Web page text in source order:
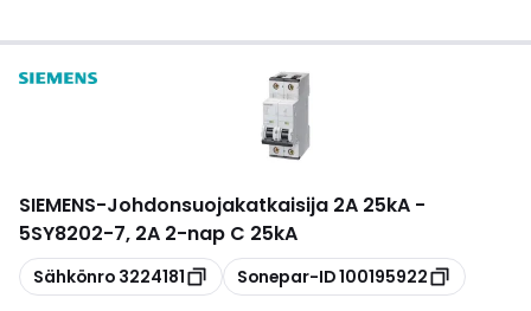
SIEMENS-Johdonsuojakatkaisija 2A 25kA -
5SY8202-7, 2A 2-nap C 25kA
Kopioi
Sähkönro 3224181 Kopioi
Sonepar-ID100195922